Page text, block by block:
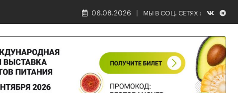
06.08.2026 МЫ В СОЦ. СЕТЯХ :